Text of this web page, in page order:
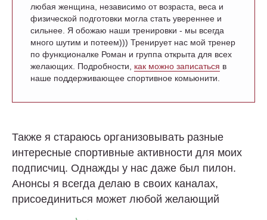
любая женщина, независимо от возраста, веса и
физической подготовки могла стать увереннее и
сильнее. Я обожаю наши тренировки - мы всегда
много шутим и потеем))) Тренирует нас мой тренер
по функционалке Роман и группа открыта для всех
желающих. Подробности, как можно записаться в
наше поддерживающее спортивное комьюнити.
Также я стараюсь организовывать разные
интересные спортивные активности для моих
подписчиц. Однажды у нас даже был пилон.
Анонсы я всегда делаю в своих каналах,
присоединиться может любой желающий